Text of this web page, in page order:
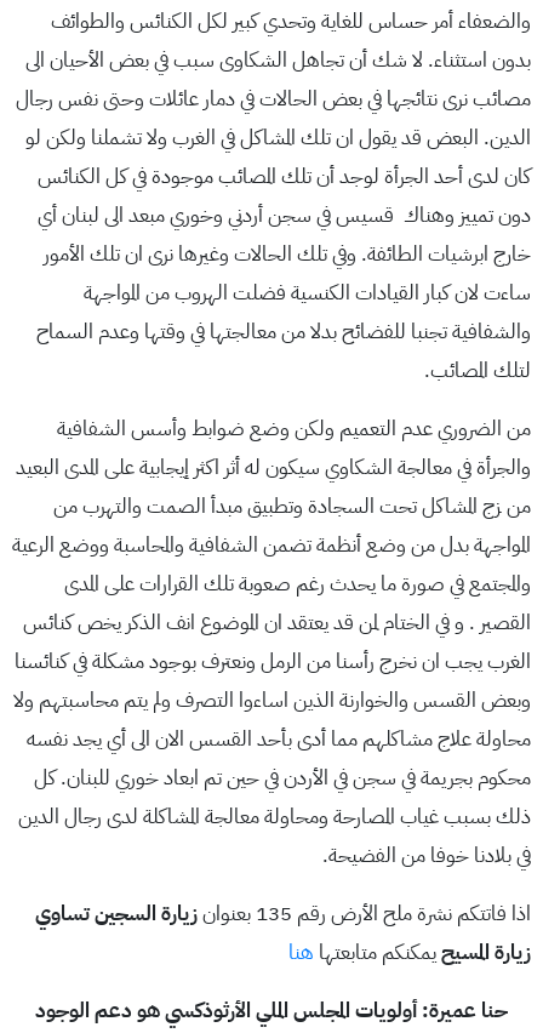
والضعفاء أمر حساس للغاية وتحدي كبير لكل الكنائس والطوائف
بدون استثناء. لا شك أن تجاهل الشكاوى سبب في بعض الأحيان الى
مصائب نرى نتائجها في بعض الحالات في دمار عائلات وحتى نفس رجال
الدين. البعض قد يقول ان تلك المشاكل في الغرب ولا تشملنا ولكن لو
كان لدى أحد الجرأة لوجد أن تلك المصائب موجودة في كل الكنائس
دون تمييز وهناك قسيس في سجن أردني وخوري مبعد الى لبنان أي
خارج ابرشيات الطائفة. وفي تلك الحالات وغيرها نرى ان تلك الأمور
ساءت لان كبار القيادات الكنسية فضلت الهروب من المواجهة
والشفافية تجنبا للفضائح بدلا من معالجتها في وقتها وعدم السماح
لتلك المصائب.
من الضروري عدم التعميم ولكن وضع ضوابط وأسس الشفافية
والجرأة في معالجة الشكاوي سيكون له أثر اكثر إيجابية على المدى البعيد
من زج المشاكل تحت السجادة وتطبيق مبدأ الصمت والتهرب من
المواجهة بدل من وضع أنظمة تضمن الشفافية والمحاسبة ووضع الرعية
والمجتمع في صورة ما يحدث رغم صعوبة تلك القرارات على المدى
القصير . و في الختام لمن قد يعتقد ان الموضوع انف الذكر يخص كنائس
الغرب يجب ان نخرج رأسنا من الرمل ونعترف بوجود مشكلة في كنائسنا
وبعض القسس والخوارنة الذين اساءوا التصرف ولم يتم محاسبتهم ولا
محاولة علاج مشاكلهم مما أدى بأحد القسس الان الى أي يجد نفسه
محكوم بجريمة في سجن في الأردن في حين تم ابعاد خوري للبنان. كل
ذلك بسبب غياب المصارحة ومحاولة معالجة المشاكلة لدى رجال الدين
في بلادنا خوفا من الفضيحة.
اذا فاتتكم نشرة ملح الأرض رقم 135 بعنوان
زيارة السجين تساوي
زيارة المسيحيمكنكم متابعتها هنا
حنا عميرة: أولويات المجلس الملي الأرثوذكسي هو دعم الوجود